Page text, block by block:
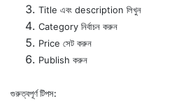
Title এবং description লিখুন
Category নির্বাচন করুন
Price সেট করুন
Publish করুন
গুরুত্বপূর্ণ টিপস: